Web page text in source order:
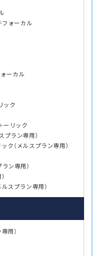
ォーカル
ーカル
ック
ーリック
ラン専用）
（メルスプラン専用）
ン専用）
スプラン専用）
用）